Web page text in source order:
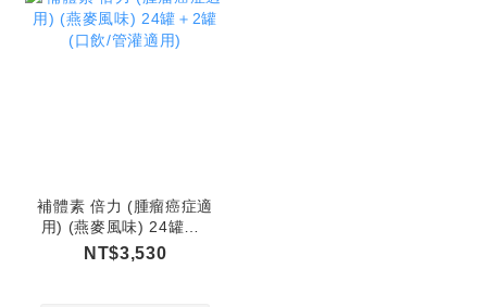
補體素 倍力 (腫瘤癌症適
用) (燕麥風味) 24罐＋2
罐 (口飲/管灌適用)
NT$3,530